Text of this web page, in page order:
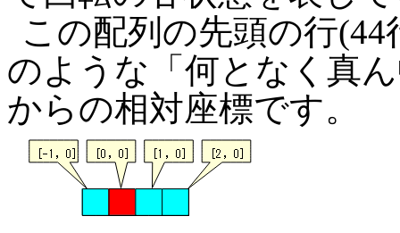
この配列の先頭の行
のような「何となく真
からの相対座標です。